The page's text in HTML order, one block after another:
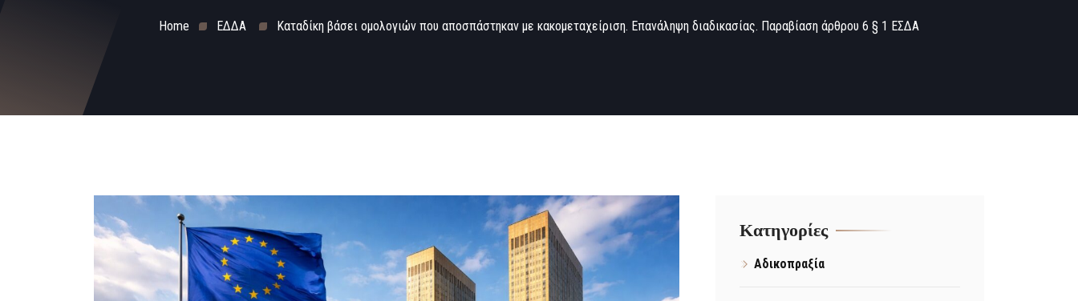
Home ΕΔΔΑ Καταδίκη βάσει ομολογιών που αποσπάστηκαν με κακομεταχείριση. Επανάληψη διαδικασίας. Παραβίαση άρθρου 6 § 1 ΕΣΔΑ
Kατηγορίες
Αδικοπραξία